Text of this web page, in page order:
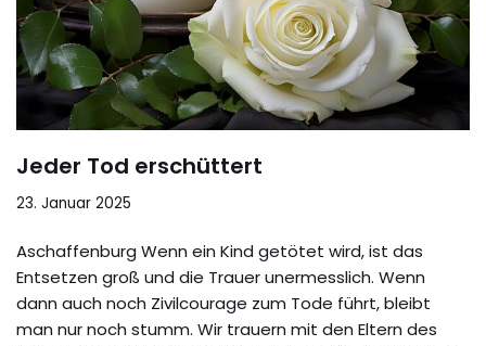
Jeder Tod erschüttert
23. Januar 2025
Aschaffenburg Wenn ein Kind getötet wird, ist das
Entsetzen groß und die Trauer unermesslich. Wenn
dann auch noch Zivilcourage zum Tode führt, bleibt
man nur noch stumm. Wir trauern mit den Eltern des